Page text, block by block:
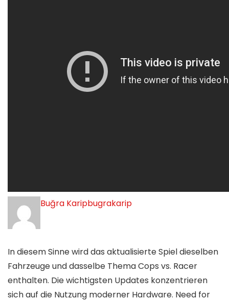
Buğra Karipbugrakarip
In diesem Sinne wird das aktualisierte Spiel dieselben
Fahrzeuge und dasselbe Thema Cops vs. Racer
enthalten. Die wichtigsten Updates konzentrieren
sich auf die Nutzung moderner Hardware. Need for